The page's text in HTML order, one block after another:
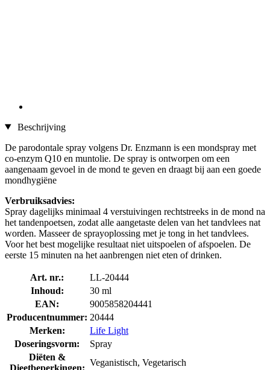
Beschrijving
De parodontale spray volgens Dr. Enzmann is een mondspray met
co-enzym Q10 en muntolie. De spray is ontworpen om een
aangenaam gevoel in de mond te geven en draagt bij aan een goede
mondhygiëne
Verbruiksadvies:
Spray dagelijks minimaal 4 verstuivingen rechtstreeks in de mond na
het tandenpoetsen, zodat alle aangetaste delen van het tandvlees nat
worden. Masseer de sprayoplossing met je tong in het tandvlees.
Voor het best mogelijke resultaat niet uitspoelen of afspoelen. De
eerste 15 minuten na het aanbrengen niet eten of drinken.
Art. nr.:
LL-20444
Inhoud:
30 ml
EAN:
9005858204441
Producentnummer: 20444
Merken:
Life Light
Doseringsvorm:
Spray
Diëten &
Dieetbeperkingen:
Veganistisch, Vegetarisch